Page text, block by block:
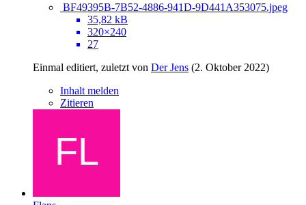
BF49395B-7B52-4886-941D-9D441A353075.jpeg
35,82 kB
320×240
27
Einmal editiert, zuletzt von Der Jens (2. Oktober 2022)
Inhalt melden
Zitieren